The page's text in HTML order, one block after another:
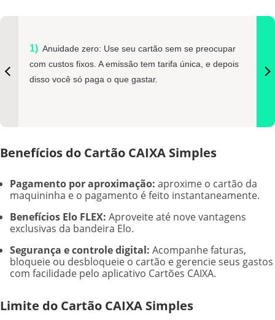
Anuidade zero: Use seu cartão sem se preocupar
com custos fixos. A emissão tem tarifa única, e depois
disso você só paga o que gastar.
Benefícios do Cartão CAIXA Simples
Pagamento por aproximação: aproxime o cartão da
maquininha e o pagamento é feito instantaneamente.
Benefícios Elo FLEX: Aproveite até nove vantagens
exclusivas da bandeira Elo.
Segurança e controle digital: Acompanhe faturas,
bloqueie ou desbloqueie o cartão e gerencie seus gastos
com facilidade pelo aplicativo Cartões CAIXA.
Limite do Cartão CAIXA Simples